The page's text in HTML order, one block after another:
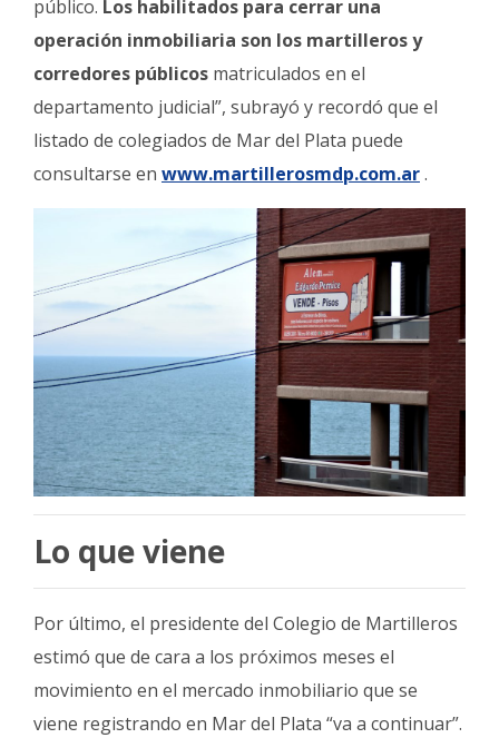
público. Los habilitados para cerrar una
operación inmobiliaria son los martilleros y
corredores públicos matriculados en el
departamento judicial”, subrayó y recordó que el
listado de colegiados de Mar del Plata puede
consultarse en www.martillerosmdp.com.ar.
Lo que viene
Por último, el presidente del Colegio de Martilleros
estimó que de cara a los próximos meses el
movimiento en el mercado inmobiliario que se
viene registrando en Mar del Plata “va a continuar”.